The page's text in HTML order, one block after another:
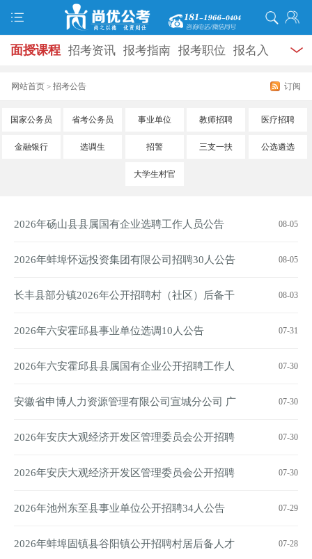
面授课程 招考资讯 报考指南 报考职位 报名入
口 打准考证 成绩查询 辅导
政热点 视频课堂 学员风采 名师团队 考试专题
网站首页 > 招考公告 订阅
国家公务员 省考公务员 事业单位 教师招聘 医疗招聘
金融银行 选调生 招警 三支一扶 公选遴选
大学生村官
2026年砀山县县属国有企业选聘工作人员公告 08-05
2026年蚌埠怀远投资集团有限公司招聘30人公告 08-05
长丰县部分镇2026年公开招聘村（社区）后备干
部公告
08-03
2026年六安霍邱县事业单位选调10人公告 07-31
2026年六安霍邱县县属国有企业公开招聘工作人
员公告
07-30
安徽省申博人力资源管理有限公司宣城分公司 广
德市人民法院劳务派遣服务招聘公告
07-30
2026年安庆大观经济开发区管理委员会公开招聘
社区工作人员公告
07-30
2026年安庆大观经济开发区管理委员会公开招聘
社区工作人员公告
07-30
2026年池州东至县事业单位公开招聘34人公告 07-29
2026年蚌埠固镇县谷阳镇公开招聘村居后备人才 07-28